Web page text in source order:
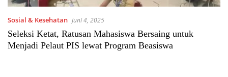
Sosial & Kesehatan Juni 4, 2025
Seleksi Ketat, Ratusan Mahasiswa Bersaing untuk
Menjadi Pelaut PIS lewat Program Beasiswa